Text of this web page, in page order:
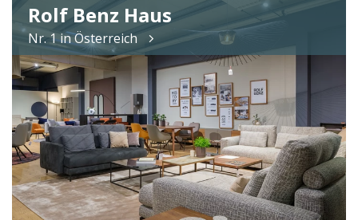
Rolf Benz Haus
Nr. 1 in Österreich